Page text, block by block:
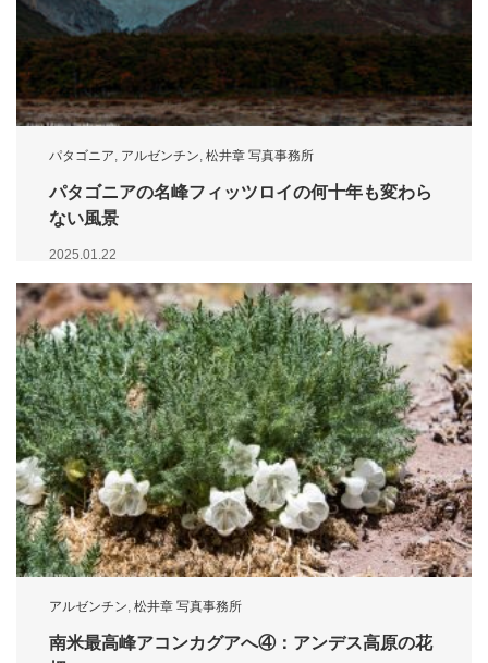
パタゴニア, アルゼンチン, 松井章 写真事務所
パタゴニアの名峰フィッツロイの何十年も変わら
ない風景
2025.01.22
アルゼンチン 松井章 写真事務所
南米最高峰アコンカグアへ④：アンデス高原の花